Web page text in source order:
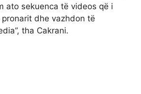
ato sekuenca të videos që i
dhe vazhdon të
tha Cakrani.